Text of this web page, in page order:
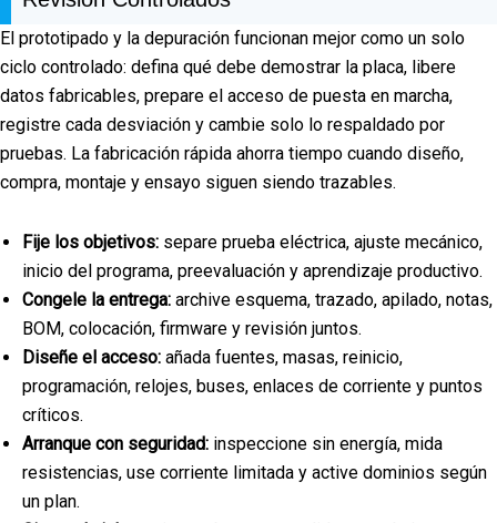
El prototipado y la depuración funcionan mejor como un solo
ciclo controlado: defina qué debe demostrar la placa, libere
datos fabricables, prepare el acceso de puesta en marcha,
registre cada desviación y cambie solo lo respaldado por
pruebas. La fabricación rápida ahorra tiempo cuando diseño,
compra, montaje y ensayo siguen siendo trazables.
Fije los objetivos: separe prueba eléctrica, ajuste mecánico,
inicio del programa, preevaluación y aprendizaje productivo.
Congele la entrega: archive esquema, trazado, apilado, notas,
BOM, colocación, firmware y revisión juntos.
Diseñe el acceso: añada fuentes, masas, reinicio,
programación, relojes, buses, enlaces de corriente y puntos
críticos.
Arranque con seguridad: inspeccione sin energía, mida
resistencias, use corriente limitada y active dominios según
un plan.